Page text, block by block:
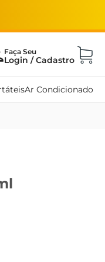
Ar Condicionado